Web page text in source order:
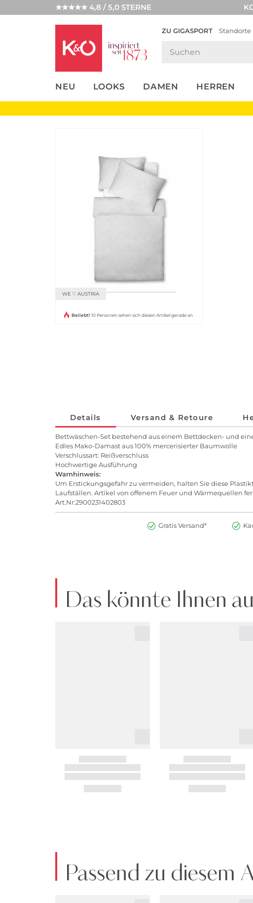
★★★★★ 4,8 / 5,0 STERNE
ZU GIGASPORT Standorte
NEU LOOKS DAMEN HERREN
UNSERE APP
CLICK &
WE ♡ AUSTRIA
Beliebt! 10 Personen sehen sich diesen Artikel gerade an
Details Versand & Retoure
Bettwäschen-Set bestehend aus einem Bettdecken- und
Edles Mako-Damast aus 100% mercerisierter Baumwolle
Verschlussart: Reißverschluss
Hochwertige Ausführung
Warnhinweis:
Um Erstickungsgefahr zu vermeiden, halten Sie diese
Laufställen. Artikel von offenem Feuer und Wärmequellen
Art.Nr:2900231402803
Gratis Versand*
Das könnte Ihnen
Passend zu diesem